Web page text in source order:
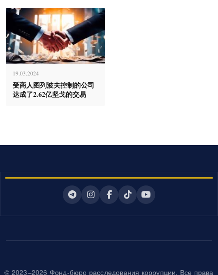
19.03.2024
受商人图列波夫控制的公司
达成了2.62亿坚戈的交易
© 2023–2026 Фонд-бюро расследования коррупции. Все права